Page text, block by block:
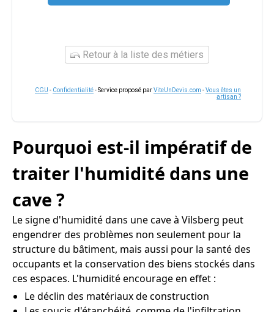
Retour à la liste des métiers
CGU - Confidentialité- Service proposé parViteUnDevis.com -Vous êtes un
artisan ?
Pourquoi est-il impératif de
traiter l'humidité dans une
cave ?
Le signe d'humidité dans une cave à Vilsberg peut
engendrer des problèmes non seulement pour la
structure du bâtiment, mais aussi pour la santé des
occupants et la conservation des biens stockés dans
ces espaces. L'humidité encourage en effet :
Le déclin des matériaux de construction